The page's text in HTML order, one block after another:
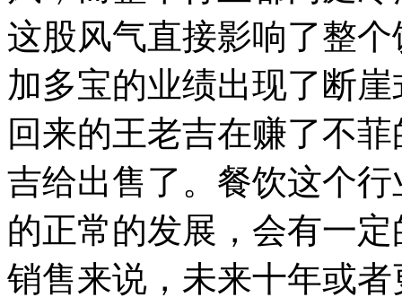
这股风气直接影响了整
加多宝的业绩出现了断
回来的王老吉在赚了不
吉给出售了。餐饮这个
的正常的发展，会有一
销售来说，未来十年或